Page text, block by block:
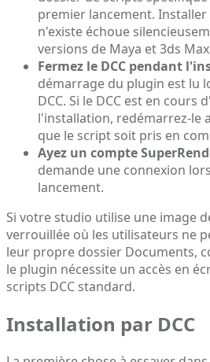
premier lancement.
n'existe échoue
versions de Maya et 3ds
Fermez le DCC pendant
démarrage du plugin est lu
DCC. Si le DCC est en cours
l'installation, redémarrez-le
que le script soit pris en
Ayez un compte
demande une connexion
lancement.
Si votre studio utilise une image
verrouillée où les utilisateurs ne
leur propre dossier Documents,
le plugin nécessite un accès en
scripts DCC standard.
Installation par DCC